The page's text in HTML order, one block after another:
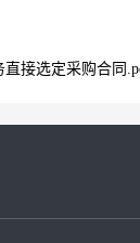
接选定采购合同